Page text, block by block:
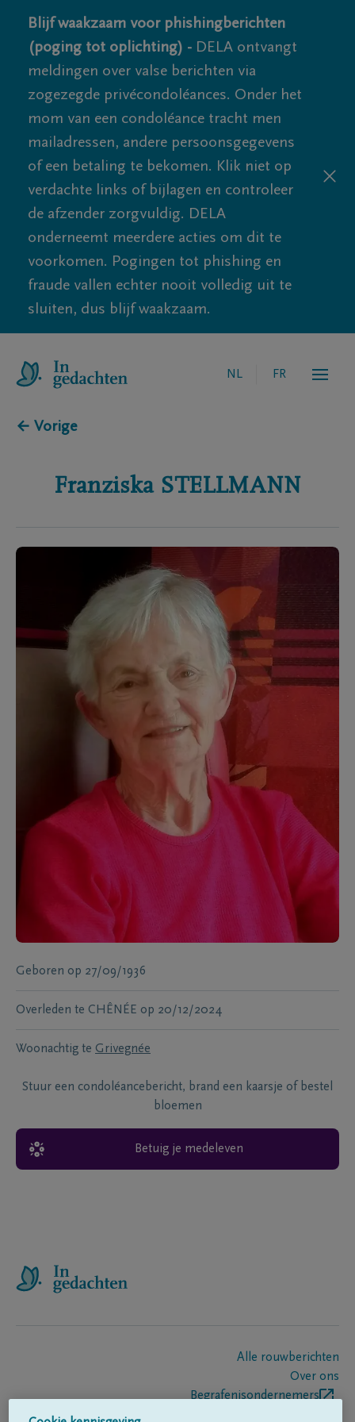
Blijf waakzaam voor phishingberichten
(poging tot oplichting) - DELA ontvangt
meldingen over valse berichten via
zogezegde privécondoléances. Onder het
mom van een condoléance tracht men
mailadressen, andere persoonsgegevens
of een betaling te bekomen. Klik niet op
verdachte links of bijlagen en controleer
de afzender zorgvuldig. DELA
onderneemt meerdere acties om dit te
voorkomen. Pogingen tot phishing en
fraude vallen echter nooit volledig uit te
sluiten, dus blijf waakzaam.
NL FR
← Vorige
Franziska STELLMANN
Geboren op 27/09/1936
Overleden te CHÊNÉE op 20/12/2024
Woonachtig te Grivegnée
Stuur een condoléancebericht, brand een kaarsje of bestel
bloemen
Betuig je medeleven
Alle rouwberichten
Over ons
Begrafenisondernemers